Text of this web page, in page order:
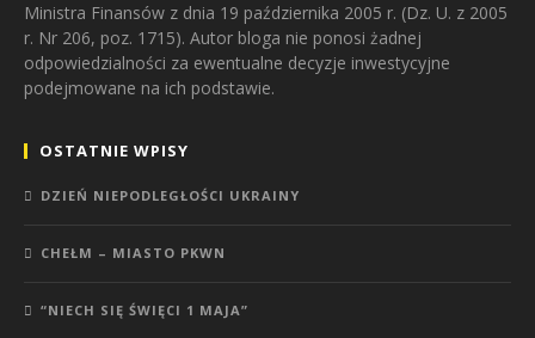
Ministra Finansów z dnia 19 października 2005 r. (Dz. U. z 2005
r. Nr 206, poz. 1715). Autor bloga nie ponosi żadnej
odpowiedzialności za ewentualne decyzje inwestycyjne
podejmowane na ich podstawie.
OSTATNIE WPISY
DZIEŃ NIEPODLEGŁOŚCI UKRAINY
CHEŁM – MIASTO PKWN
“NIECH SIĘ ŚWIĘCI 1 MAJA”